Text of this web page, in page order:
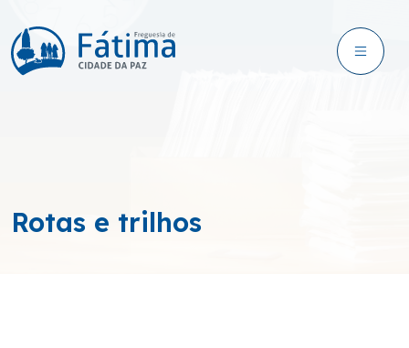
Rotas e trilhos